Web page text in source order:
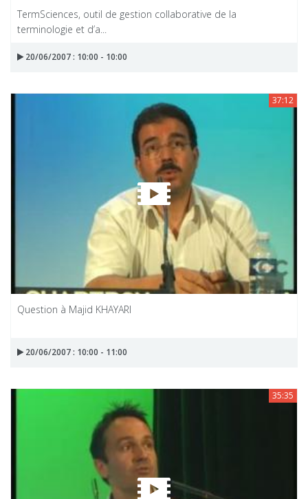
TermSciences, outil de gestion collaborative de la
terminologie et d’a...
20/06/2007 : 10:00 - 10:00
37:12
Question à Majid KHAYARI
20/06/2007 : 10:00 - 11:00
35:35